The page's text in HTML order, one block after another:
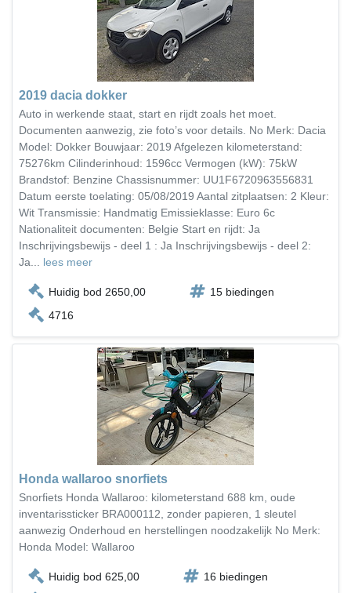
2019 dacia dokker
Auto in werkende staat, start en rijdt zoals het moet.
Documenten aanwezig, zie foto’s voor details. No Merk: Dacia
Model: Dokker Bouwjaar: 2019 Afgelezen kilometerstand:
75276km Cilinderinhoud: 1596cc Vermogen (kW): 75kW
Brandstof: Benzine Chassisnummer: UU1F6720963556831
Datum eerste toelating: 05/08/2019 Aantal zitplaatsen: 2 Kleur:
Wit Transmissie: Handmatig Emissieklasse: Euro 6c
Nationaliteit documenten: Belgie Start en rijdt: Ja
Inschrijvingsbewijs - deel 1 : Ja Inschrijvingsbewijs - deel 2:
Ja... lees meer
Huidig bod 2650,00
15 biedingen
4716
Honda wallaroo snorfiets
Snorfiets Honda Wallaroo: kilometerstand 688 km, oude
inventarissticker BRA000112, zonder papieren, 1 sleutel
aanwezig Onderhoud en herstellingen noodzakelijk No Merk:
Honda Model: Wallaroo
Huidig bod 625,00
16 biedingen